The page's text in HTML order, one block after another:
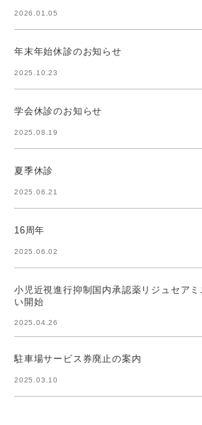
2026.01.05
年末年始休診のお知らせ
2025.10.23
学会休診のお知らせ
2025.08.19
夏季休診
2025.06.21
16周年
2025.06.02
小児近視進行抑制国内承認薬リジュセアミ
い開始
2025.04.26
駐車場サービス券廃止の案内
2025.03.10